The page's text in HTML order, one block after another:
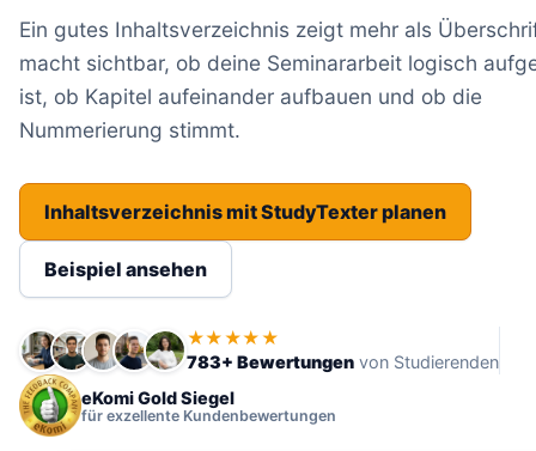
Ein gutes Inhaltsverzeichnis zeigt mehr als
macht sichtbar, ob deine Seminararbeit logisch
ist, ob Kapitel aufeinander aufbauen und ob die
Nummerierung stimmt.
Inhaltsverzeichnis mit StudyTexter planen
Beispiel ansehen
★★★★★
783+ Bewertungen von Studierenden
eKomi Gold Siegel
für exzellente Kundenbewertungen